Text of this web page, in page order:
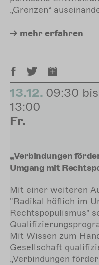
„Grenzen“
mehr erfahren
13.12. 09:30 bis
13:00
Fr.
„Verbindungen
Umgang mit
Mit einer weiteren
"Radikal höflich im
Rechtspopulismus"
Mit Wissen zum
Gesellschaft
„Verbindungen